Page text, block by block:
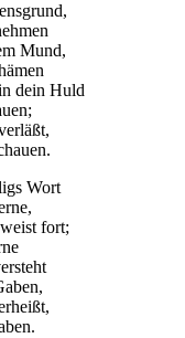
Mund,
dein Huld
Wort
fort;